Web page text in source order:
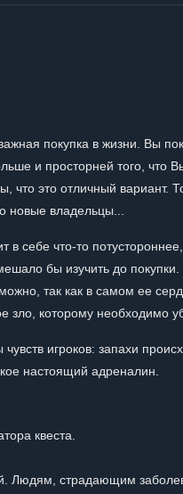
покупка в жизни. Вы
и просторней того, что
что это отличный вариант.
новые владельцы...
себе что-то
бы изучить до покупки.
так как в самом ее
зло, которому необходимо
игроков: запахи
настоящий адреналин.
квеста.
Людям, страдающим